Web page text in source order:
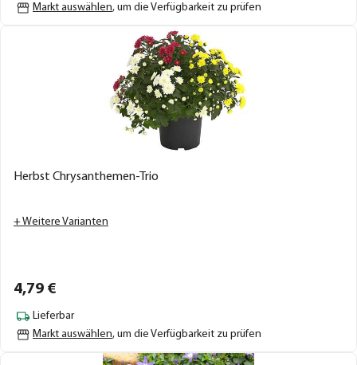
Markt auswählen, um die Verfügbarkeit zu prüfen
Herbst Chrysanthemen-Trio
+ Weitere Varianten
4,79 €
Lieferbar
Markt auswählen, um die Verfügbarkeit zu prüfen